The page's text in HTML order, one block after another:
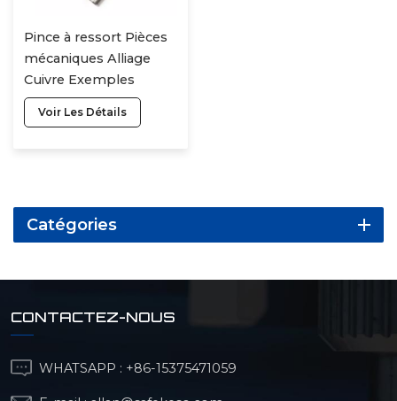
Pince à ressort Pièces
mécaniques Alliage
Cuivre Exemples
Fabrication intelligente
Usinage de haute
Voir Les Détails
Catégories
CONTACTEZ-NOUS
WHATSAPP : +86-15375471059